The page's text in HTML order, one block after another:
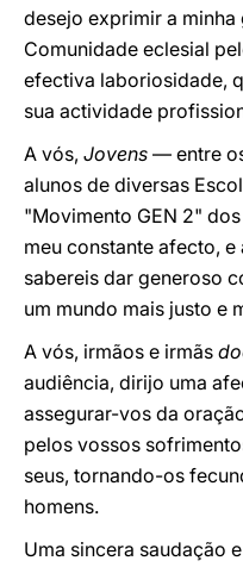
desejo exprimir a
Comunidade eclesial
efectiva laboriosidade,
sua actividade
A vós, Jovens — entre
alunos de diversas
"Movimento GEN 2"
meu constante afecto,
sabereis dar generoso
um mundo mais justo e
A vós, irmãos e irmãs
audiência, dirijo uma
assegurar-vos da
pelos vossos
seus, tornando-os
homens.
Uma sincera saudação